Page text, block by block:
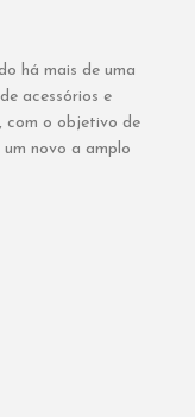
há mais de uma
acessórios e
com o objetivo de
novo a amplo